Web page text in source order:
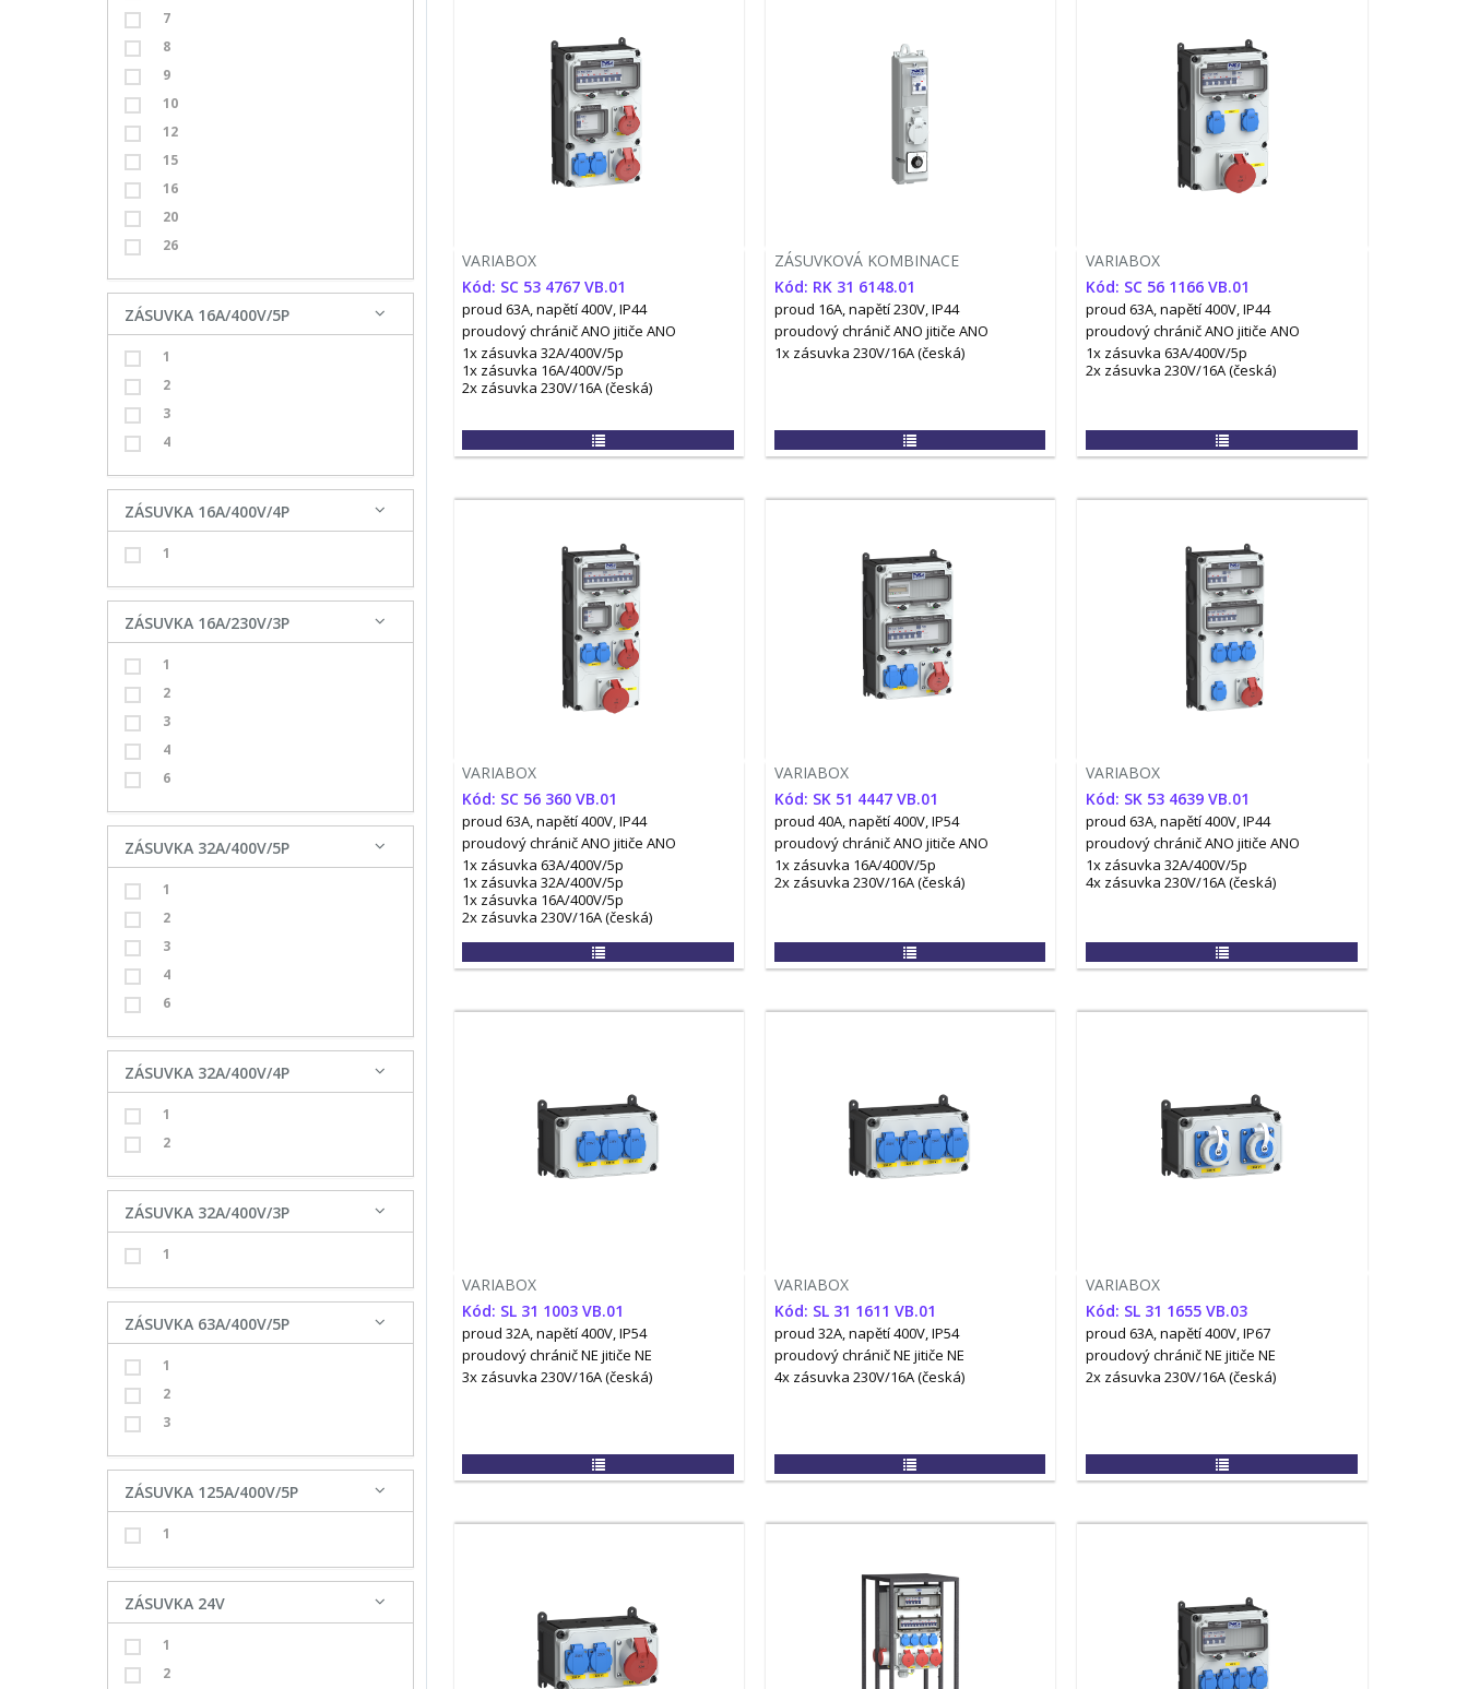
7
8
9
10
12
15
16
20
26
ZÁSUVKA 16A/400V/5P
1
2
3
4
ZÁSUVKA 16A/400V/4P
1
ZÁSUVKA 16A/230V/3P
1
2
3
4
6
ZÁSUVKA 32A/400V/5P
1
2
3
4
6
ZÁSUVKA 32A/400V/4P
1
2
ZÁSUVKA 32A/400V/3P
1
ZÁSUVKA 63A/400V/5P
1
2
3
ZÁSUVKA 125A/400V/5P
1
ZÁSUVKA 24V
1
2
VARIABOX
Kód: SC 53 4767 VB.01
proud 63A, napětí 400V, IP44
proudový chránič ANO jitiče ANO
1x zásuvka 32A/400V/5p
1x zásuvka 16A/400V/5p
2x zásuvka 230V/16A (česká)
ZÁSUVKOVÁ KOMBINACE
Kód: RK 31 6148.01
proud 16A, napětí 230V, IP44
proudový chránič ANO jitiče ANO
1x zásuvka 230V/16A (česká)
VARIABOX
Kód: SC 56 1166 VB.01
proud 63A, napětí 400V, IP44
proudový chránič ANO jitiče ANO
1x zásuvka 63A/400V/5p
2x zásuvka 230V/16A (česká)
VARIABOX
Kód: SC 56 360 VB.01
proud 63A, napětí 400V, IP44
proudový chránič ANO jitiče ANO
1x zásuvka 63A/400V/5p
1x zásuvka 32A/400V/5p
1x zásuvka 16A/400V/5p
2x zásuvka 230V/16A (česká)
VARIABOX
Kód: SK 51 4447 VB.01
proud 40A, napětí 400V, IP54
proudový chránič ANO jitiče ANO
1x zásuvka 16A/400V/5p
2x zásuvka 230V/16A (česká)
VARIABOX
Kód: SK 53 4639 VB.01
proud 63A, napětí 400V, IP44
proudový chránič ANO jitiče ANO
1x zásuvka 32A/400V/5p
4x zásuvka 230V/16A (česká)
VARIABOX
Kód: SL 31 1003 VB.01
proud 32A, napětí 400V, IP54
proudový chránič NE jitiče NE
3x zásuvka 230V/16A (česká)
VARIABOX
Kód: SL 31 1611 VB.01
proud 32A, napětí 400V, IP54
proudový chránič NE jitiče NE
4x zásuvka 230V/16A (česká)
VARIABOX
Kód: SL 31 1655 VB.03
proud 63A, napětí 400V, IP67
proudový chránič NE jitiče NE
2x zásuvka 230V/16A (česká)